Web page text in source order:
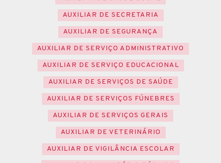
AUXILIAR DE SECRETARIA
AUXILIAR DE SEGURANÇA
AUXILIAR DE SERVIÇO ADMINISTRATIVO
AUXILIAR DE SERVIÇO EDUCACIONAL
AUXILIAR DE SERVIÇOS DE SAÚDE
AUXILIAR DE SERVIÇOS FÚNEBRES
AUXILIAR DE SERVIÇOS GERAIS
AUXILIAR DE VETERINÁRIO
AUXILIAR DE VIGILÂNCIA ESCOLAR